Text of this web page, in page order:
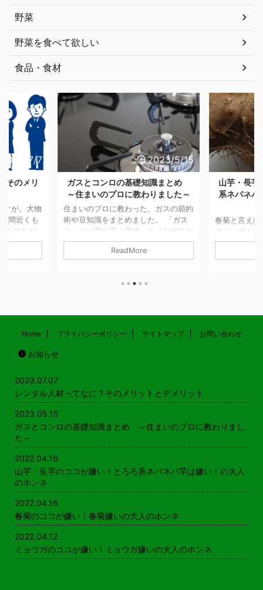
野菜
野菜を食べて欲しい
食品・食材
5/15
識まとめ
ガスの節約
。 「ガス
「おすすめ
どもご紹介
？ 記事を
2022/4/16
山芋・長芋のココが嫌い！とろろ
系ネバネバ芋は嫌い！の大人のホ
ンネ
春菊と言えば鍋物を思い浮かべる私で
すが… 冬だけの野菜かと思ったら、
年間を通して出荷されているそうで
す。 鍋物以外には、サラダやおひた
キク科の野菜で、おなじキク科の食べ
食べてます。 山芋・長いも・ヤマト
は好 ...
ReadMore
春菊のコ
すが… 冬だ
年間を通し
す。 鍋物以
大人からの
Home プライバシーポリシー サイトマップ お問い合わせ
お知らせ
2023.07.07
レンタル人材ってなに？そのメリットとデメリット
2023.05.15
ガスとコンロの基礎知識まとめ ～住まいのプロに教わりまし
た～
2022.04.16
山芋・長芋のココが嫌い！とろろ系ネバネバ芋は嫌い！の大人
のホンネ
2022.04.16
春菊のココが嫌い！春菊嫌いの大人のホンネ
2022.04.12
ミョウガのココが嫌い！ミョウガ嫌いの大人のホンネ